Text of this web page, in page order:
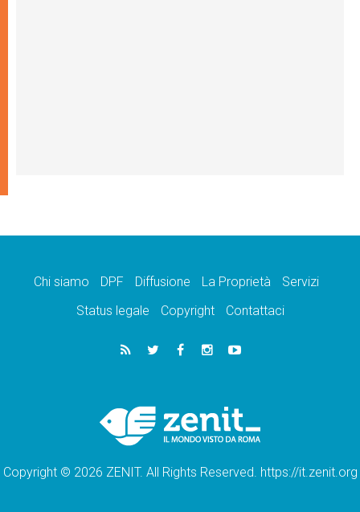
Chi siamo DPF Diffusione La Proprietà
Servizi
Status legale
Copyright Contattaci
Copyright © 2026 ZENIT. All Rights Reserved. https://it.zenit.org